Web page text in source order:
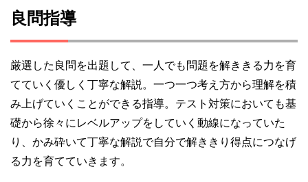
良問指導
厳選した良問を出題して、一人でも問題を解ききる力を育
てていく優しく丁寧な解説。一つ一つ考え方から理解を積
み上げていくことができる指導。テスト対策においても基
礎から徐々にレベルアップをしていく動線になっていた
り、かみ砕いて丁寧な解説で自分で解ききり得点につなげ
る力を育てていきます。